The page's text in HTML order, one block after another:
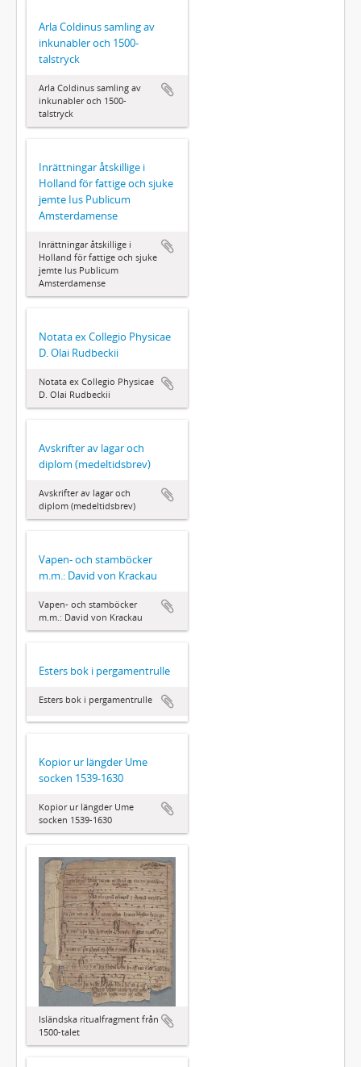
Arla Coldinus samling av
inkunabler och 1500-
talstryck
Arla Coldinus samling av
inkunabler och 1500-
talstryck
Inrättningar åtskillige i
Holland för fattige och sjuke
jemte Ius Publicum
Amsterdamense
Inrättningar åtskillige i
Holland för fattige och sjuke
jemte Ius Publicum
Amsterdamense
Notata ex Collegio Physicae
D. Olai Rudbeckii
Notata ex Collegio Physicae
D. Olai Rudbeckii
Avskrifter av lagar och
diplom (medeltidsbrev)
Avskrifter av lagar och
diplom (medeltidsbrev)
Vapen- och stamböcker
m.m.: David von Krackau
Vapen- och stamböcker
m.m.: David von Krackau
Esters bok i pergamentrulle
Esters bok i pergamentrulle
Kopior ur längder Ume
socken 1539-1630
Kopior ur längder Ume
socken 1539-1630
Isländska ritualfragment från
1500-talet